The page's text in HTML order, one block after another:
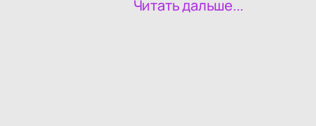
характеров людей, вполне
Читать дальше...